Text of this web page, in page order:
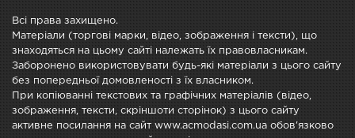
Всі права захищено.
Матеріали (торгові марки, відео, зображення і тексти), що
знаходяться на цьому сайті належать їх правовласникам.
Заборонено використовувати будь-які матеріали з цього сайту
без попередньої домовленості з їх власником.
При копіюванні текстових та графічних матеріалів (відео,
зображення, тексти, скріншоти сторінок) з цього сайту
активне посилання на сайт www.acmodasi.com.ua обов'язково